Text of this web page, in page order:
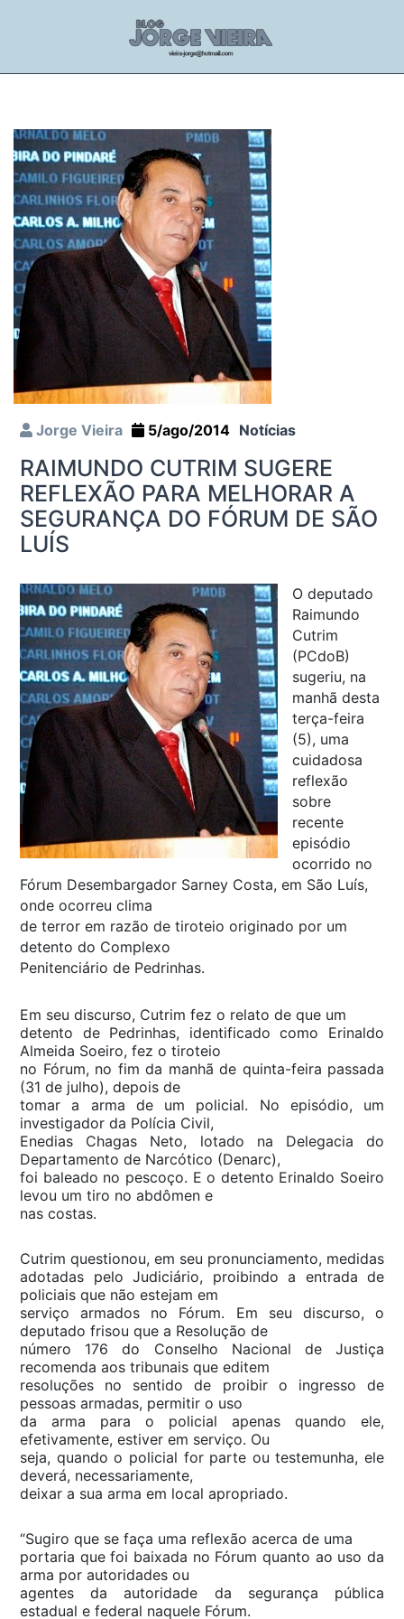
Jorge Vieira 5/ago/2014 Notícias
RAIMUNDO CUTRIM SUGERE
REFLEXÃO PARA MELHORAR A
SEGURANÇA DO FÓRUM DE SÃO
LUÍS
O deputado
Raimundo
Cutrim
(PCdoB)
sugeriu, na
manhã desta
terça-feira
(5), uma
cuidadosa
reflexão
sobre
recente
episódio
ocorrido no
Fórum Desembargador Sarney Costa, em São Luís,
onde ocorreu clima
de terror em razão de tiroteio originado por um
detento do Complexo
Penitenciário de Pedrinhas.
Em seu discurso, Cutrim fez o relato de que um
detento de Pedrinhas, identificado como Erinaldo
Almeida Soeiro, fez o tiroteio
no Fórum, no fim da manhã de quinta-feira passada
(31 de julho), depois de
tomar a arma de um policial. No episódio, um
investigador da Polícia Civil,
Enedias Chagas Neto, lotado na Delegacia do
Departamento de Narcótico (Denarc),
foi baleado no pescoço. E o detento Erinaldo Soeiro
levou um tiro no abdômen e
nas costas.
Cutrim questionou, em seu pronunciamento, medidas
adotadas pelo Judiciário, proibindo a entrada de
policiais que não estejam em
serviço armados no Fórum. Em seu discurso, o
deputado frisou que a Resolução de
número 176 do Conselho Nacional de Justiça
recomenda aos tribunais que editem
resoluções no sentido de proibir o ingresso de
pessoas armadas, permitir o uso
da arma para o policial apenas quando ele,
efetivamente, estiver em serviço. Ou
seja, quando o policial for parte ou testemunha, ele
deverá, necessariamente,
deixar a sua arma em local apropriado.
“Sugiro que se faça uma reflexão acerca de uma
portaria que foi baixada no Fórum quanto ao uso da
arma por autoridades ou
agentes da autoridade da segurança pública
estadual e federal naquele Fórum.